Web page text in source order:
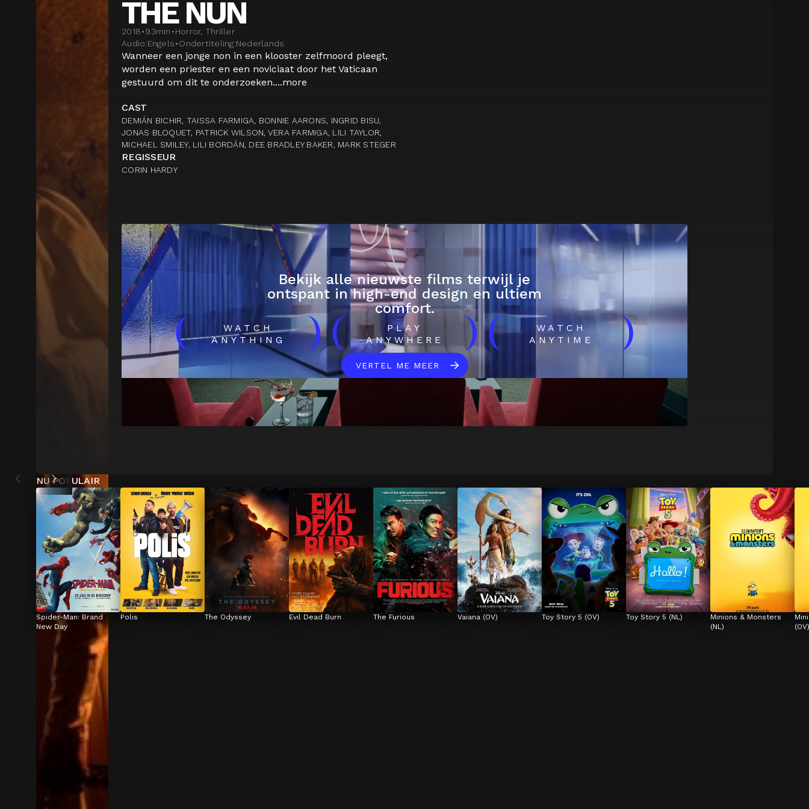
THE NUN
2018•93min •Horror, Thriller
Audio:Engels•Ondertiteling:Nederlands
Wanneer een jonge non in een klooster zelfmoord pleegt,
worden een priester en een noviciaat door het Vaticaan
gestuurd om dit te onderzoeken....more
CAST
DEMIÁN BICHIR, TAISSA FARMIGA, BONNIE AARONS, INGRID BISU,
JONAS BLOQUET, PATRICK WILSON, VERA FARMIGA, LILI TAYLOR,
MICHAEL SMILEY, LILI BORDÁN, DEE BRADLEY BAKER, MARK STEGER
REGISSEUR
CORIN HARDY
Bekijk alle nieuwste films terwijl je
ontspant in high-end design en ultiem
comfort.
(
WATCH
ANYTHING
)(
PLAY
ANYWHERE
)(
WATCH
ANYTIME
)
VERTEL ME MEER
NU POPULAIR
Spider-Man: Brand
New Day
Polis The Odyssey Evil Dead Burn The Furious Vaiana (OV) Toy Story 5 (OV) Toy Story 5 (NL)
Minions & Monsters
(NL)
(OV)